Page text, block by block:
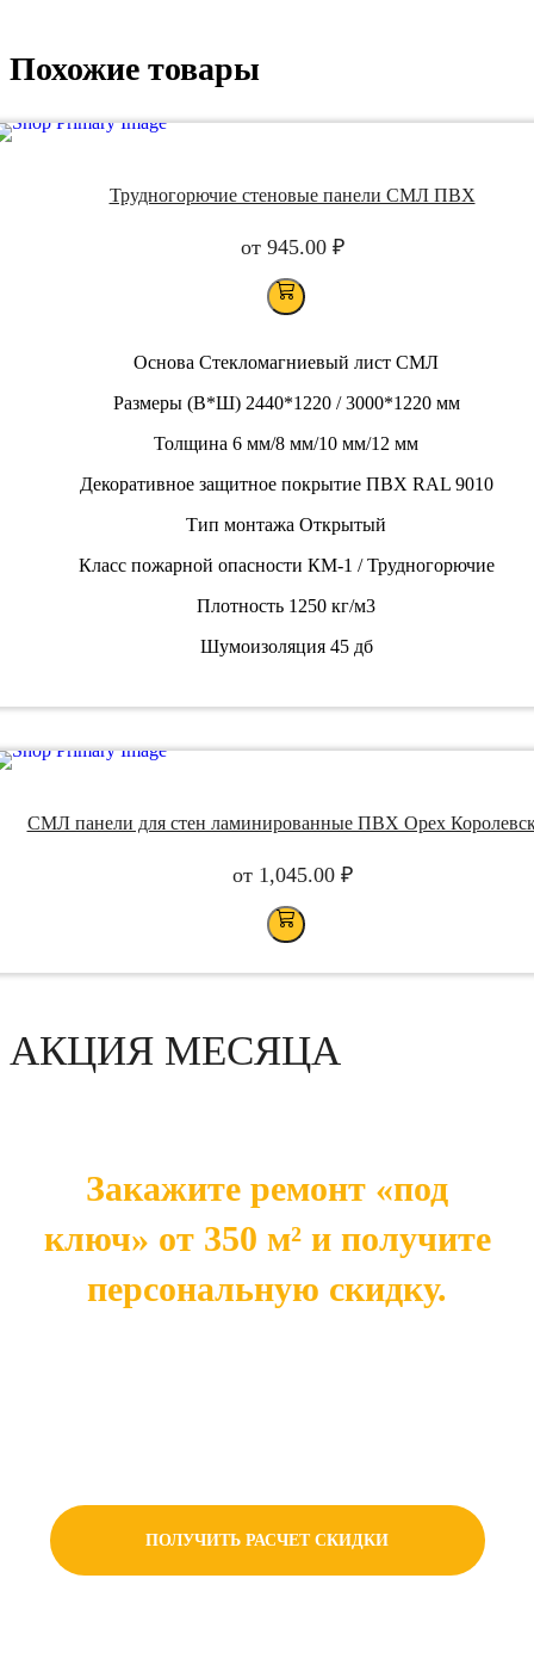
Похожие товары
Трудногорючие стеновые панели СМЛ ПВХ
от 945.00 ₽
Основа Стекломагниевый лист СМЛ
Размеры (В*Ш) 2440*1220 / 3000*1220 мм
Толщина 6 мм/8 мм/10 мм/12 мм
Декоративное защитное покрытие ПВХ RAL 9010
Тип монтажа Открытый
Класс пожарной опасности КМ-1 / Трудногорючие
Плотность 1250 кг/м3
Шумоизоляция 45 дб
СМЛ панели для стен ламинированные ПВХ Орех
от 1,045.00 ₽
АКЦИЯ МЕСЯЦА
Закажите ремонт «под
ключ» от 350 м² и получите
персональную скидку.
ПОЛУЧИТЬ РАСЧЕТ СКИДКИ